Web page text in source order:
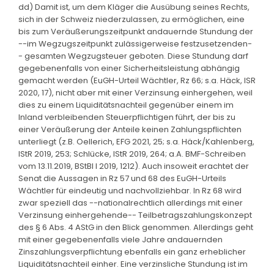
dd) Damit ist, um dem Kläger die Ausübung seines Rechts,
sich in der Schweiz niederzulassen, zu ermöglichen, eine
bis zum Veräußerungszeitpunkt andauernde Stundung der
--im Wegzugszeitpunkt zulässigerweise festzusetzenden-
- gesamten Wegzugsteuer geboten. Diese Stundung darf
gegebenenfalls von einer Sicherheitsleistung abhängig
gemacht werden (EuGH-Urteil Wächtler, Rz 66; s.a. Häck, ISR
2020, 17), nicht aber mit einer Verzinsung einhergehen, weil
dies zu einem Liquiditätsnachteil gegenüber einem im
Inland verbleibenden Steuerpflichtigen führt, der bis zu
einer Veräußerung der Anteile keinen Zahlungspflichten
unterliegt (z.B. Oellerich, EFG 2021, 25; s.a. Häck/Kahlenberg,
IStR 2019, 253; Schlücke, IStR 2019, 264; a.A. BMF-Schreiben
vom 13.11.2019, BStBl I 2019, 1212). Auch insoweit erachtet der
Senat die Aussagen in Rz 57 und 68 des EuGH-Urteils
Wächtler für eindeutig und nachvollziehbar. In Rz 68 wird
zwar speziell das --nationalrechtlich allerdings mit einer
Verzinsung einhergehende-- Teilbetragszahlungskonzept
des § 6 Abs. 4 AStG in den Blick genommen. Allerdings geht
mit einer gegebenenfalls viele Jahre andauernden
Zinszahlungsverpflichtung ebenfalls ein ganz erheblicher
Liquiditätsnachteil einher. Eine verzinsliche Stundung ist im